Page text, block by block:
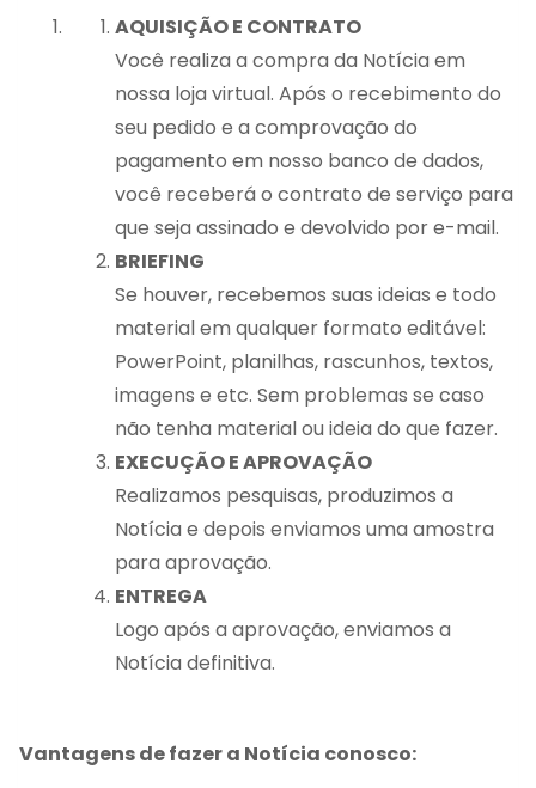
AQUISIÇÃO E CONTRATO
Você realiza a compra da Notícia em
nossa loja virtual. Após o recebimento do
seu pedido e a comprovação do
pagamento em nosso banco de dados,
você receberá o contrato de serviço para
que seja assinado e devolvido por e-mail.
BRIEFING
Se houver, recebemos suas ideias e todo
material em qualquer formato editável:
PowerPoint, planilhas, rascunhos, textos,
imagens e etc. Sem problemas se caso
não tenha material ou ideia do que fazer.
EXECUÇÃO E APROVAÇÃO
Realizamos pesquisas, produzimos a
Notícia e depois enviamos uma amostra
para aprovação.
ENTREGA
Logo após a aprovação, enviamos a
Notícia definitiva.
Vantagens de fazer a Notícia conosco: